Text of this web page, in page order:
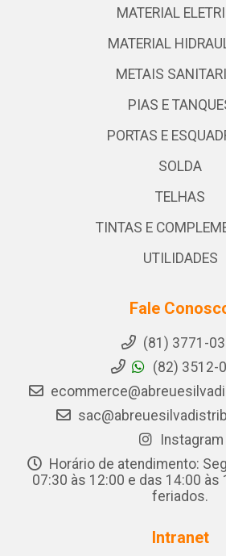
MATERIAL
MATERIAL
METAIS
PIAS E
PORTAS E
SOLDA
TELHAS
TINTAS E
UTILIDADES
Fale
(81) 3771-
(82) 3512-
Instagram
Horário de atendimento:
07:30 às 12:00 e das 14:00
feriados.
Intranet